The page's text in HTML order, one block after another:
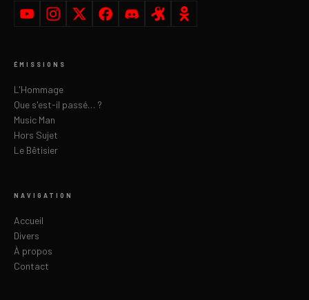
ÉMISSIONS
L'Hommage
Que s'est-il passé… ?
Music Man
Hors Sujet
Le Bêtisier
NAVIGATION
Accueil
Divers
À propos
Contact